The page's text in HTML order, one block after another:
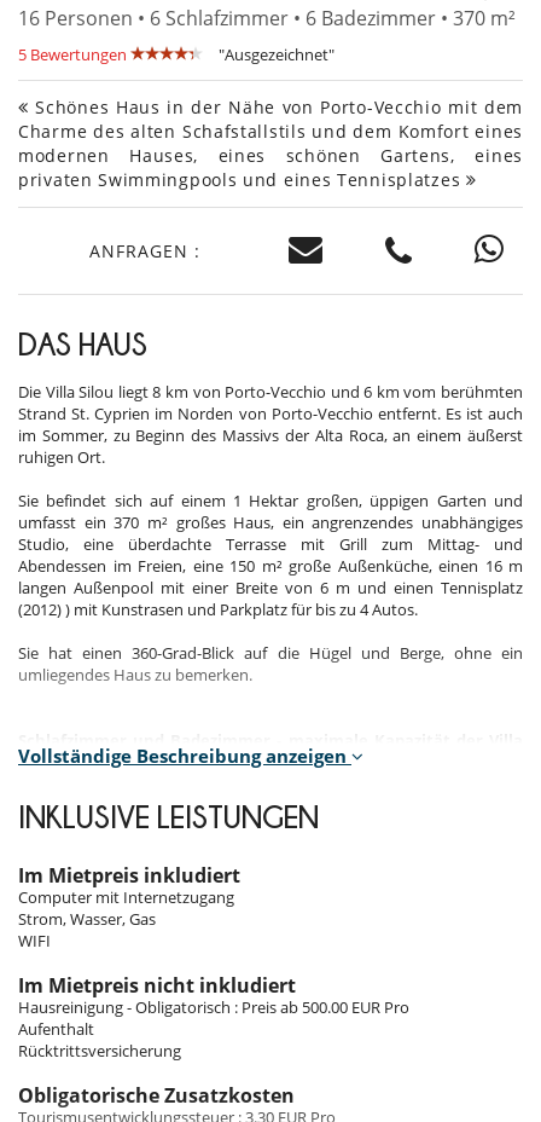
16 Personen • 6 Schlafzimmer • 6 Badezimmer • 370 m²
5 Bewertungen "Ausgezeichnet"
Schönes Haus in der Nähe von Porto-Vecchio mit dem
Charme des alten Schafstallstils und dem Komfort eines
modernen Hauses, eines schönen Gartens, eines
privaten Swimmingpools und eines Tennisplatzes
ANFRAGEN :
DAS HAUS
Die Villa Silou liegt 8 km von Porto-Vecchio und 6 km vom berühmten
Strand St. Cyprien im Norden von Porto-Vecchio entfernt. Es ist auch
im Sommer, zu Beginn des Massivs der Alta Roca, an einem äußerst
ruhigen Ort.
Sie befindet sich auf einem 1 Hektar großen, üppigen Garten und
umfasst ein 370 m² großes Haus, ein angrenzendes unabhängiges
Studio, eine überdachte Terrasse mit Grill zum Mittag- und
Abendessen im Freien, eine 150 m² große Außenküche, einen 16 m
langen Außenpool mit einer Breite von 6 m und einen Tennisplatz
(2012) ) mit Kunstrasen und Parkplatz für bis zu 4 Autos.
Sie hat einen 360-Grad-Blick auf die Hügel und Berge, ohne ein
umliegendes Haus zu bemerken.
18 Gäste
Bitte beachten Sie, dass die Einzelbetten in Doppelbetten
umgewandelt werden können.
- 1 Hauptschlafzimmer (Doppelbett 160x200) mit großem Bad /
Ankleideraum (für 2 Personen)
- 1 Schlafzimmer mit Doppelbett (Bett 160x200) mit Bad (für 2
Personen)
- 1 Doppelzimmer im Zwischengeschoss (Bett 160x200) mit eigenem
Bad (für 2 Personen)
- 1 sehr großes Zimmer im Keller, das in ein Spielzimmer /
Fernsehzimmer / Schlafsaal mit 8 Einzelbetten (90 cm) und eigenem
Bad (für 8 Gäste) umgewandelt wurde
- Ein angrenzendes Studio von 28m² mit Bad und Doppelbett
Vollständige Beschreibung anzeigen
INKLUSIVE LEISTUNGEN
Im Mietpreis inkludiert
Computer mit Internetzugang
Strom, Wasser, Gas
WIFI
Im Mietpreis nicht inkludiert
Hausreinigung - Obligatorisch : Preis ab 500.00 EUR Pro
Aufenthalt
Rücktrittsversicherung
Obligatorische Zusatzkosten
Tourismusentwicklungssteuer : 3.30 EUR Pro